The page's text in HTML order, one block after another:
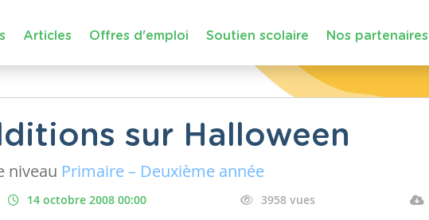
Articles Offres d'emploi Soutien scolaire Nos partenaires
sur Halloween
niveau Primaire – Deuxième année
14 octobre 2008 00:00 3958 vues